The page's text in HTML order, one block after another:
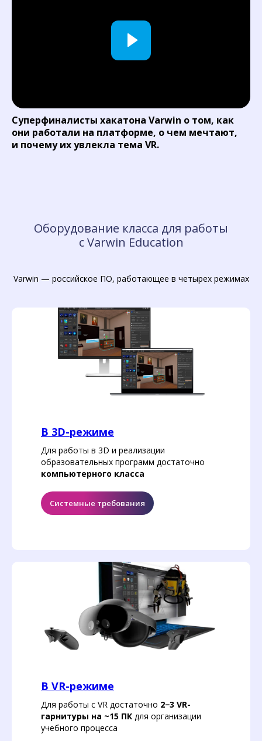
Суперфиналисты хакатона Varwin о том, как
они работали на платформе, о чем мечтают,
и почему их увлекла тема VR.
Оборудование класса для работы
с Varwin Education
Varwin — российское ПО, работающее в четырех режимах
В 3D-режиме
Для работы в 3D и реализации
образовательных программ достаточно
компьютерного класса
Системные требования
В VR-режиме
Для работы с VR достаточно 2−3 VR-
гарнитуры на ~15 ПК для организации
учебного процесса